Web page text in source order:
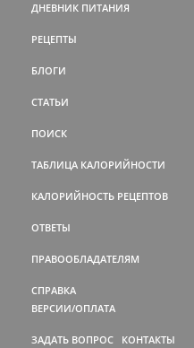
ДНЕВНИК ПИТАНИЯ
РЕЦЕПТЫ
БЛОГИ
СТАТЬИ
ПОИСК
ТАБЛИЦА КАЛОРИЙНОСТИ
КАЛОРИЙНОСТЬ РЕЦЕПТОВ
ОТВЕТЫ
ПРАВООБЛАДАТЕЛЯМ
СПРАВКА
ВЕРСИИ/ОПЛАТА
ЗАДАТЬ ВОПРОС КОНТАКТЫ